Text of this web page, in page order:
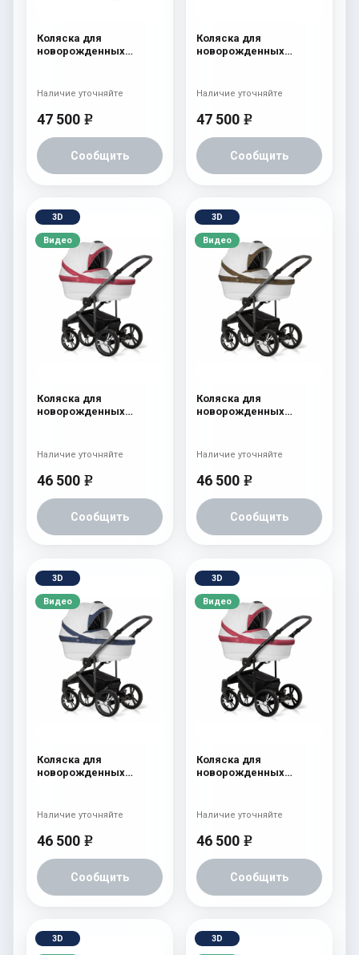
Коляска для
новорожденных
47 500 e
Сообщить
Наличие уточняйте
Коляска для
новорожденных
47 500 e
Сообщить
Наличие уточняйте
3D
Видео
Коляска для
новорожденных
46 500 e
Сообщить
Наличие уточняйте
3D
Видео
Коляска для
новорожденных
46 500 e
Сообщить
Наличие уточняйте
3D
Видео
Коляска для
новорожденных
46 500 e
Сообщить
Наличие уточняйте
3D
Видео
Коляска для
новорожденных
46 500 e
Сообщить
Наличие уточняйте
3D 3D